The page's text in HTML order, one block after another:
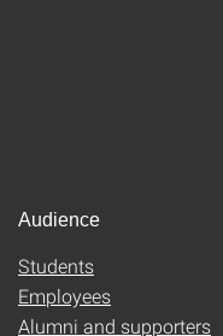
Audience
Students
Employees
Alumni and supporters